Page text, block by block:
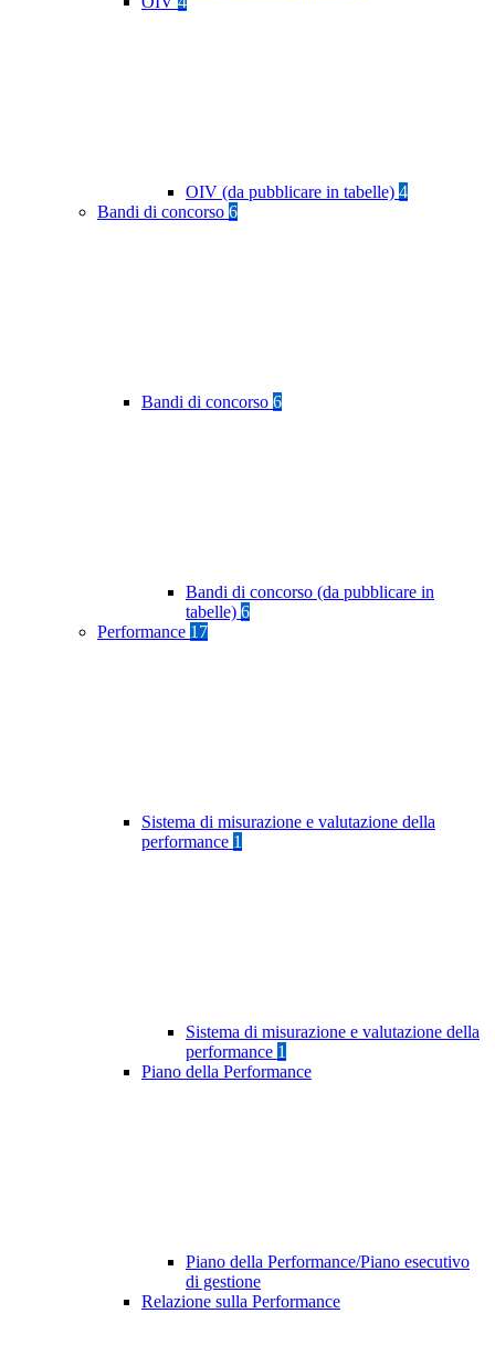
OIV (da pubblicare in tabelle) 4
Bandi di concorso 6
Bandi di concorso 6
Bandi di concorso (da pubblicare in
tabelle) 6
Performance 17
Sistema di misurazione e valutazione della
performance 1
Sistema di misurazione e valutazione della
performance 1
Piano della Performance
Piano della Performance/Piano esecutivo
di gestione
Relazione sulla Performance